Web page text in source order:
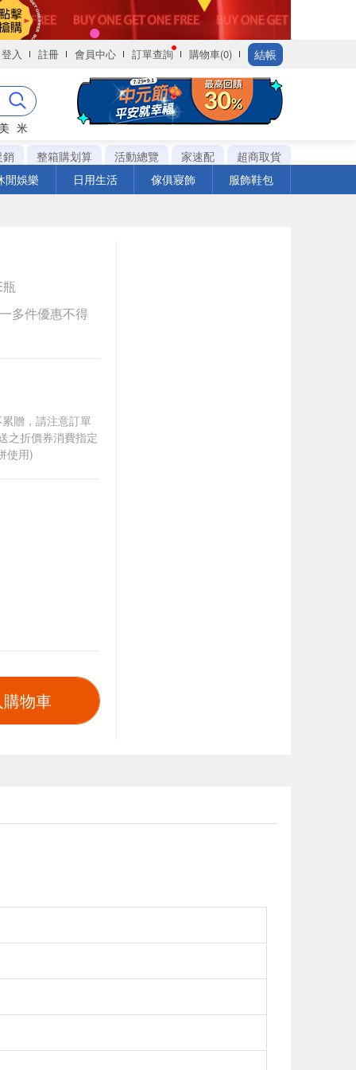
登入 註冊 會員中心 訂單查詢 購物車(0) 結帳
米
銷
整箱購划算 活動總覽 家速配
超商取貨
閒娛樂
日用生活 傢俱寢飾 服飾鞋包
多件優惠不得
贈，請注意訂單
之折價券消費指定
使用)
物車